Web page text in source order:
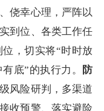
侥幸心理，严阵以
到位、各类工作任
，切实将“时时放
底”的执行力。
防
风险研判，多渠道
收预警、落实避险